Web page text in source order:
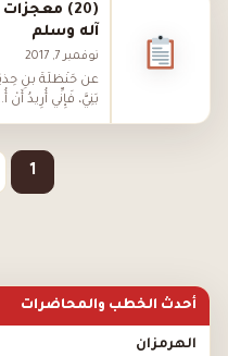
(20)
آله وسلم
نوفمبر 7, 2017
عن حَنْظَلَةَ بنِ
بَنِيَّ، فَإِنِّي أُرِيدُ أَنْ
1
أحدث الخطب والمحاضرات
الهرمزان